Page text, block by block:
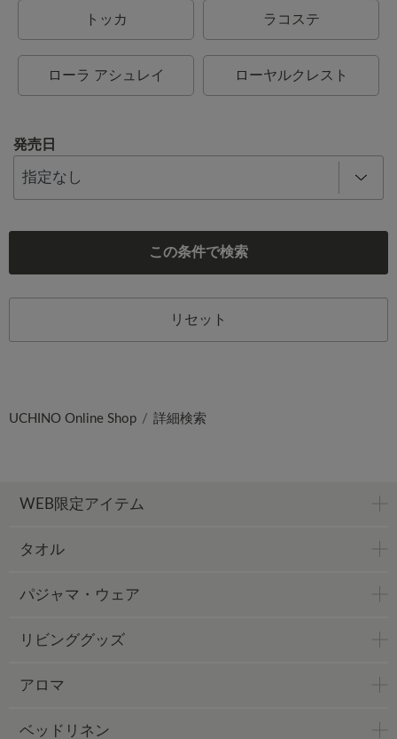
トッカ ラコステ
ローラ アシュレイ ローヤルクレスト
発売日
この条件で検索
リセット
UCHINO Online Shop 詳細検索
WEB限定アイテム
タオル
パジャマ・ウェア
リビンググッズ
アロマ
ベッドリネン